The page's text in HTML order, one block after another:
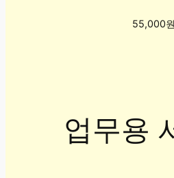
55,000원
업무용